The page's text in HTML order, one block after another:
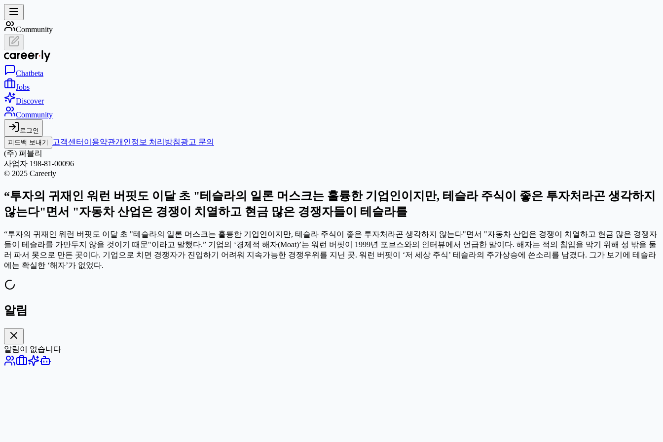
Community
Chatbeta
Jobs
Discover
Community
로그인
피드백 보내기
고객센터 이용약관개인정보 처리방침광고 문의
(주) 퍼블리
사업자 198-81-00096
© 2025 Careerly
“투자의 귀재인 워런 버핏도 이달 초 "테슬라의 일론 머스크는 훌륭한 기업인이지만, 테슬라 주식이 좋은 투자처라곤 생각하지
않는다"면서 "자동차 산업은 경쟁이 치열하고 현금 많은 경쟁자들이 테슬라를
“투자의 귀재인 워런 버핏도 이달 초 "테슬라의 일론 머스크는 훌륭한 기업인이지만, 테슬라 주식이 좋은 투자처라곤 생각하지 않는다"면서 "자동차 산업은 경쟁이 치열하고 현금 많은 경쟁자
들이 테슬라를 가만두지 않을 것이기 때문"이라고 말했다.” 기업의 ‘경제적 해자(Moat)’는 워런 버핏이 1999년 포브스와의 인터뷰에서 언급한 말이다. 해자는 적의 침입을 막기 위해 성 밖을 둘
러 파서 못으로 만든 곳이다. 기업으로 치면 경쟁자가 진입하기 어려워 지속가능한 경쟁우위를 지닌 곳. 워런 버핏이 ‘저 세상 주식’ 테슬라의 주가상승에 쓴소리를 남겼다. 그가 보기에 테슬라
에는 확실한 ‘해자’가 없었다.
알림
알림이 없습니다